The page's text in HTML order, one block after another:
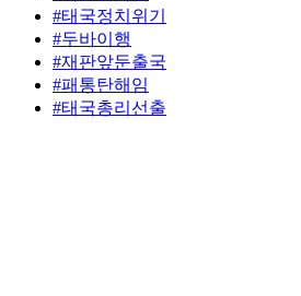
#태국정치위기
#두바이행
#재판앞둔출국
#패통탄해임
#태국총리선출